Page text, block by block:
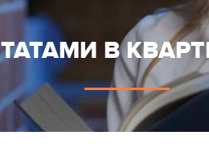
ТАТАМИ В